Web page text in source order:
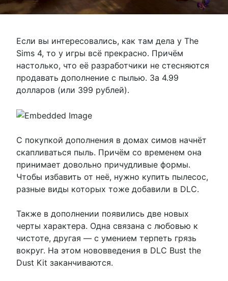
Если вы интересовались, как там дела у The
Sims 4, то у игры всё прекрасно. Причём
настолько, что её разработчики не стесняются
продавать дополнение с пылью. За 4.99
долларов (или 399 рублей).
С покупкой дополнения в домах симов начнёт
скапливаться пыль. Причём со временем она
принимает довольно причудливые формы.
Чтобы избавить от неё, нужно купить пылесос,
разные виды которых тоже добавили в DLC.
Также в дополнении появились две новых
черты характера. Одна связана с любовью к
чистоте, другая — с умением терпеть грязь
вокруг. На этом нововведения в DLC Bust the
Dust Kit заканчиваются.